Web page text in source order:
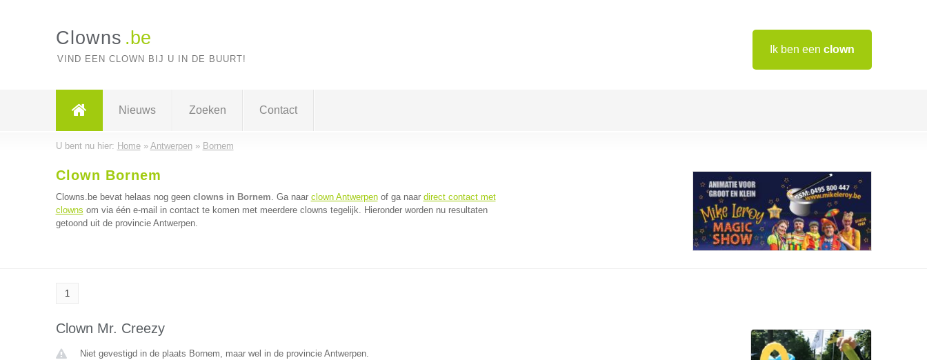
Ik ben een clown
Clowns .be
VIND EEN CLOWN BIJ U IN DE BUURT!
Nieuws Zoeken Contact
U bent nu hier: Home» Antwerpen» Bornem
Clown Bornem
Clowns.be bevat helaas nog geen clowns in Bornem. Ga naar clown Antwerpenof ga naar direct contact met
clowns om via één e-mail in contact te komen met meerdere clowns tegelijk. Hieronder worden nu resultaten
getoond uit de provincie Antwerpen.
1
Clown Mr. Creezy
Niet gevestigd in de plaats Bornem, maar wel in de provincie Antwerpen.